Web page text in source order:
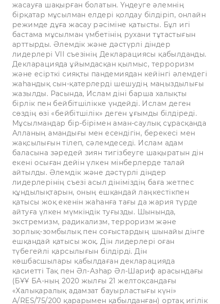
жасауға шақырған болатын. Үндеуге әлемнің
бірқатар мұсылман елдері қолдау білдіріп, онлайн
режимде дұға жасау рәсіміне қатысты. Бұл игі
бастама мұсылман үмбетінің рухани тұтастығын
арттырды. Әлемдік және дәстүрлі діндер
лидерлері VII съезінің Декларациясы қабылданды.
Декларацияда ұйымдасқан қылмыс, терроризм
және есірткі сияқты пандемиядан кейінгі әлемдегі
жаһандық сын-қатерлерді шешудің маңыздылығы
жазылды. Расында, Ислам діні барша халықты
бірлік пен бейбітшілікке үндейді. Ислам деген
сөздің өзі «бейбітшілік» деген ұғымды білдіреді.
Мұсылмандар бір-бірімен аман-саулық сұрасқанда
Алланың амандығы мен есендігін, берекесі мен
жақсылығын тілеп, сәлемдеседі. Ислам адам
баласына зәредей зиян тигізбеуге шақыратын дін
екені осыған дейін үлкен мінберлерде талай
айтылды. Әлемдік және дәстүрлі діндер
лидерлерінің съезі асыл дініміздің баға жетпес
құндылықтарын, оның ешқандай лаңкестікпен
қатысы жоқ екенін жаһанға тағы да жария түрде
айтуға үлкен мүмкіндік туғызды. Шынында,
экстремизм, радикализм, терроризм және
зорлық-зомбылық пен соғыстардың шынайы дінге
ешқандай қатысы жоқ. Дін лидерлері оған
түбегейлі қарсылығын білдірді. Дін
көшбасшылары қабылдаған декларацияда
қасиетті Тақ пен Әл-Азһар Әл-Шариф арасындағы
(БҰҰ БА-ның 2020 жылғы 21 желтоқсандағы
«Халықаралық адамзат бауырластығы күні»
A/RES/75/200 қарарымен қабылданған) ортақ игілік